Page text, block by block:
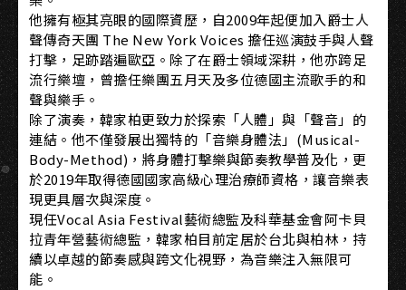
他擁有極其亮眼的國際資歷，自2009年起便加入爵士人
聲傳奇天團 The New York Voices 擔任巡演鼓手與人聲
打擊，足跡踏遍歐亞。除了在爵士領域深耕，他亦跨足
流行樂壇，曾擔任樂團五月天及多位德國主流歌手的和
聲與樂手。
除了演奏，韓家柏更致力於探索「人體」與「聲音」的
連結。他不僅發展出獨特的「音樂身體法」(Musical-
Body-Method)，將身體打擊樂與節奏教學普及化，更
於2019年取得德國國家高級心理治療師資格，讓音樂表
現更具層次與深度。
現任Vocal Asia Festival藝術總監及科華基金會阿卡貝
拉青年營藝術總監，韓家柏目前定居於台北與柏林，持
續以卓越的節奏感與跨文化視野，為音樂注入無限可
能。